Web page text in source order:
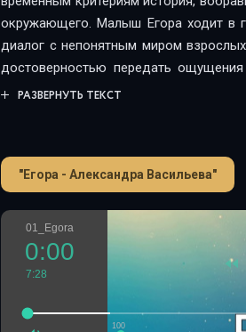
окружающего. Малыш Егора ходит в
диалог с непонятным миром
достоверностью передать
читателю крошечное, но яркое окно во
РАЗВЕРНУТЬ ТЕКСТ
"Егора - Александра Васильева"
01_Egora
100
0:00
7:28